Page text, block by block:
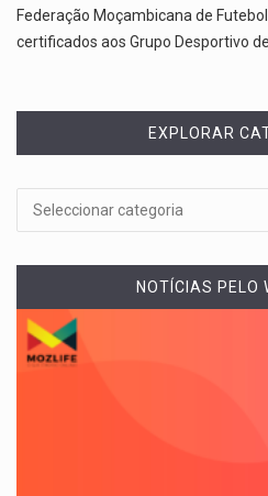
Federação Moçambicana de
certificados aos Grupo Desportivo
EXPLORAR
NOTÍCIAS PELO